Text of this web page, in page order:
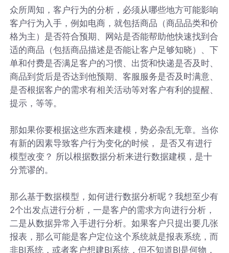
众所周知，客户行为的分析，必须从哪些地方可能影响
客户行为入手，例如电商，就包括商品（商品品类和价
格为主）是否符合预期、网站是否能帮助他快速找到合
适的商品（包括商品描述是否能让客户足够知晓）、下
单和付费是否满足客户的习惯、出货和快递是否及时、
商品到货后是否达到他预期、客服服务是否及时满意、
是否根据客户的需求有相关活动等对客户有利的提醒、
提示，等等。
那如果你要根据这些东西来建模，势必杂乱无章。当你
有新的因素导致客户行为变化的时候， 是否又有进行
模型改变？ 所以根据数据分析来进行数据建模，是十
分荒谬的。
那么基于数据模型，如何进行数据分析呢？我想至少有
2个出发点进行分析，一是客户的需求方向进行分析，
二是从数据异常入手进行分析。如果客户只提出要几张
报表，那么可能是客户定位这个系统就是报表系统，而
非BI系统，或者客户想建BI系统，但不知道BI是何物，